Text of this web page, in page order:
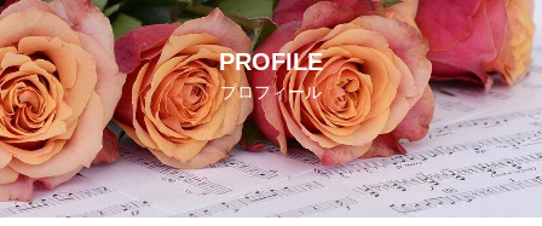
PROFILE
プロフィール